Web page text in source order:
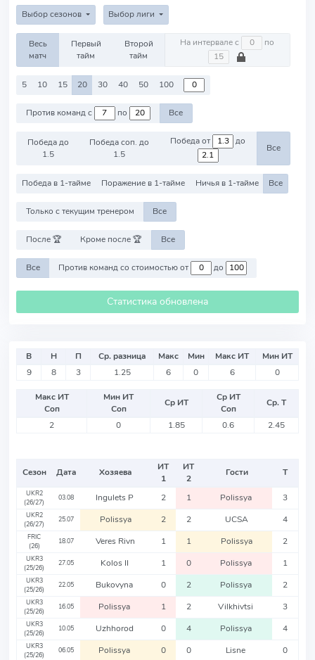
Выбор сезонов Выбор лиги
Весь
матч
Первый
тайм
Второй
тайм
На интервале с по
5 10 15 20 30 40 50 100
Против команд с по Все
Победа до
1.5
Победа соп. до
1.5
Победа от до
Все
Победа в 1-тайме Поражение в 1-тайме Ничья в 1-тайме Все
Только с текущим тренером Все
После 🏆 Кроме после 🏆 Все
Все Против команд со стоимостью от до
Статистика обновлена
В Н П Ср. разница Макс Мин Макс ИТ
Мин ИТ
9
8 3 1.25 6 0 6 0
Макс ИТ
Соп
Мин ИТ
Соп
Ср ИТ
Ср ИТ
Соп
Ср. Т
2
0 1.85 0.6 2.45
Сезон Дата Хозяева
ИТ
1
ИТ
2
Гости Т
UKR2
(26/27)
03.08 Ingulets P 2 1 Polissya 3
UKR2
(26/27)
25.07 Polissya 2 2 UCSA 4
FRIC
(26)
18.07 Veres Rivn 1 1 Polissya 2
UKR3
(25/26)
27.05 Kolos II 1 0 Polissya 1
UKR3
(25/26)
22.05 Bukovyna 0 2 Polissya 2
UKR3
(25/26)
16.05 Polissya 1 2 Vilkhivtsi 3
UKR3
(25/26)
10.05 Uzhhorod 0 4 Polissya 4
UKR3
(25/26)
06.05 Polissya 0 0 Lisne 0